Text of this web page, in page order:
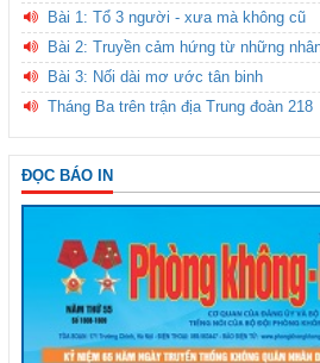
Bài 1: Tổ 3 người - xưa mà không cũ
Bài 2: Truyền cảm hứng từ những
Bài 3: Nối dài mơ ước tân binh
Tháng Ba trên trận địa Trung đoàn 218
ĐỌC BÁO IN